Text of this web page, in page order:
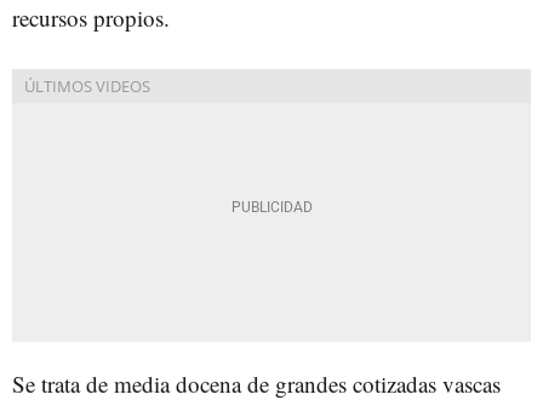
recursos propios.
Se trata de media docena de grandes cotizadas vascas